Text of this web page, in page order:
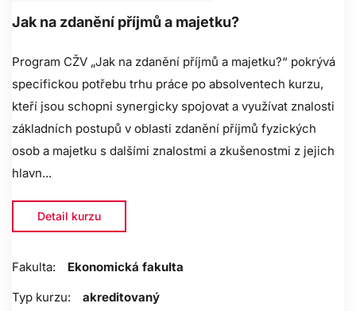
Jak na zdanění příjmů a majetku?
Program CŽV „Jak na zdanění příjmů a majetku?“ pokrývá
specifickou potřebu trhu práce po absolventech kurzu,
kteří jsou schopni synergicky spojovat a využívat znalosti
základních postupů v oblasti zdanění příjmů fyzických
osob a majetku s dalšími znalostmi a zkušenostmi z jejich
hlavn...
Detail kurzu
Fakulta:
Ekonomická fakulta
Typ kurzu:
akreditovaný